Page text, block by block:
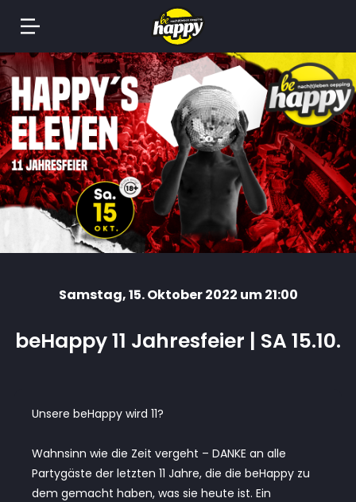
Springe
zum
Inhalt
Samstag, 15. Oktober 2022 um 21:00
beHappy 11 Jahresfeier | SA 15.10.
Unsere beHappy wird 11?
Wahnsinn wie die Zeit vergeht – DANKE an alle
Partygäste der letzten 11 Jahre, die die beHappy zu
dem gemacht haben, was sie heute ist. Ein